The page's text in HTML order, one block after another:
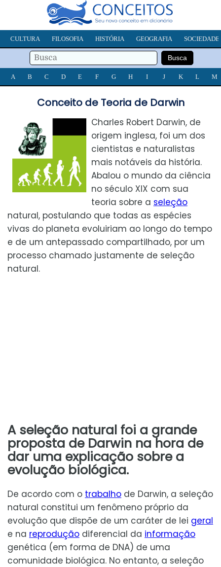
CULTURA FILOSOFIA HISTÓRIA GEOGRAFIA SOCIEDADE
A B C D E F G H I J K L M
Conceito de Teoria de Darwin
Charles Robert Darwin, de
origem inglesa, foi um dos
cientistas e naturalistas
mais notáveis da história.
Abalou o mundo da ciência
no século XIX com sua
teoria sobre a seleção
natural, postulando que todas as espécies
vivas do planeta evoluiriam ao longo do tempo
e de um antepassado compartilhado, por um
processo chamado justamente de seleção
natural.
A seleção natural foi a grande
proposta de Darwin na hora de
dar uma explicação sobre a
evolução biológica.
De acordo com o trabalho de Darwin, a seleção
natural constitui um fenômeno próprio da
evolução que dispõe de um caráter de lei geral
e na reprodução diferencial da informação
genética (em forma de DNA) de uma
comunidade biológica. No entanto, a seleção